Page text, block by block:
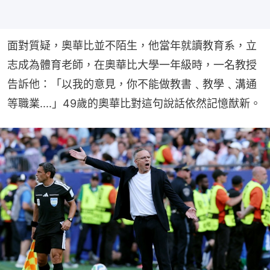
面對質疑，奧華比並不陌生，他當年就讀教育系，立
志成為體育老師，在奧華比大學一年級時，一名教授
告訴他：「以我的意見，你不能做教書﹑教學﹑溝通
等職業....」49歲的奧華比對這句說話依然記憶猷新。